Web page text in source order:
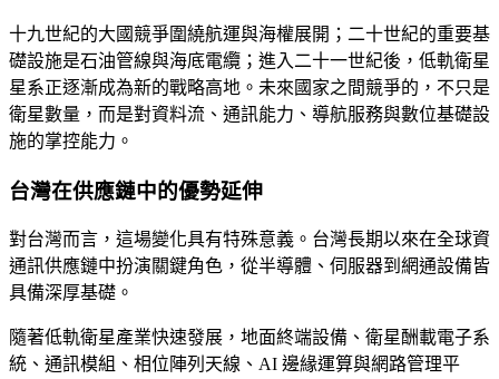
十九世紀的大國競爭圍繞航運與海權展開；二十世紀的重要基
礎設施是石油管線與海底電纜；進入二十一世紀後，低軌衛星
星系正逐漸成為新的戰略高地。未來國家之間競爭的，不只是
衛星數量，而是對資料流、通訊能力、導航服務與數位基礎設
施的掌控能力。
台灣在供應鏈中的優勢延伸
對台灣而言，這場變化具有特殊意義。台灣長期以來在全球資
通訊供應鏈中扮演關鍵角色，從半導體、伺服器到網通設備皆
具備深厚基礎。
隨著低軌衛星產業快速發展，地面終端設備、衛星酬載電子系
統、通訊模組、相位陣列天線、AI 邊緣運算與網路管理平